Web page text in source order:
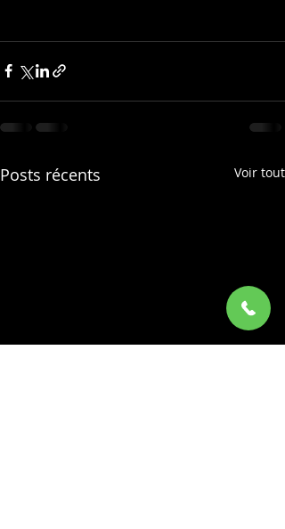
Posts récents Voir tout